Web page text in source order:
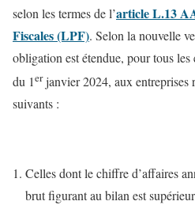
selon les termes de l’article L.13
Fiscales (LPF). Selon la nouvelle
obligation est étendue, pour tous les
du 1erjanvier 2024, aux entreprises
suivants :
Celles dont le chiffre d’affaires
brut figurant au bilan est